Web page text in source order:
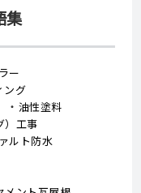
集
ー
ング
油性塗料
）工事
ルト防水